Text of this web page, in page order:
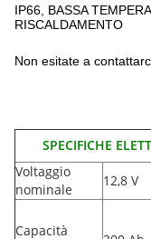
IP66, BASSA
RISCALDAMENTO
Non esitate a
SPECIFICHE
Voltaggio
nominale
12,8 V
Capacità